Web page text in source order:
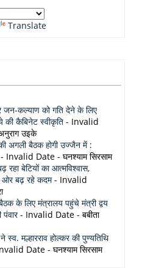
Translate
कल्याण को गति देने के लिए
कैबिनेट स्वीकृति - Invalid
उइके
अगली बैठक होगी उज्जैन में :
- Invalid Date - घनश्याम सिरसाम
रहा बेटियों का आत्मविश्वास,
ओर बढ़ रहे कदम- Invalid
के लिए मंत्रालय पहुंचे मंत्री द्वय
- Invalid Date - बबीता
स्व. मल्हारराव होल्कर की पुण्यतिथि
Date - घनश्याम सिरसाम